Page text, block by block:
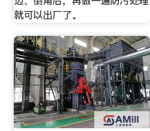
就可以出厂了。